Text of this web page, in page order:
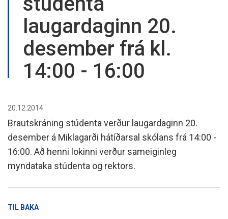
laugardaginn 20.
desember frá kl.
14:00 - 16:00
20.12.2014
Brautskráning stúdenta verður laugardaginn 20.
desember á Miklagarði hátíðarsal skólans frá 14:00 -
16:00. Að henni lokinni verður sameiginleg
myndataka stúdenta og rektors.
TIL BAKA